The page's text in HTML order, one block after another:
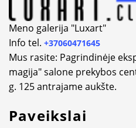
Meno galerija "Luxart"
Info tel. +37060471645
Mus rasite: Pagrindinėje
magija" salone prekybos
g. 125 antrajame aukšte.
Paveikslai